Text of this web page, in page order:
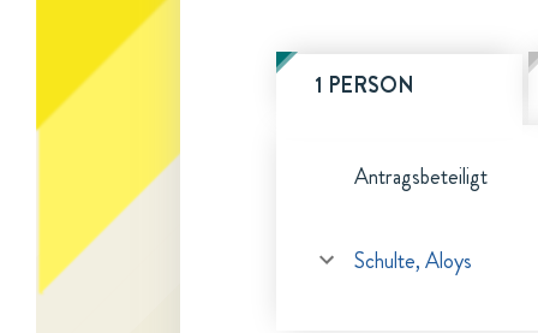
1 PERSON
Antragsbeteiligt
Schulte, Aloys